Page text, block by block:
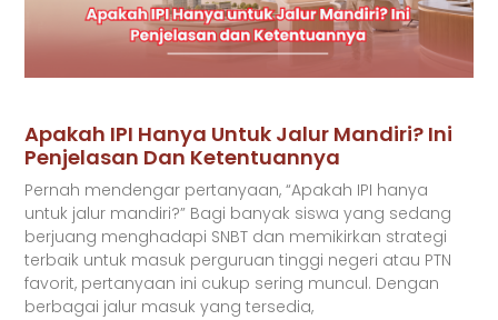
Apakah IPI Hanya Untuk Jalur Mandiri? Ini
Penjelasan Dan Ketentuannya
Pernah mendengar pertanyaan, “Apakah IPI hanya
untuk jalur mandiri?” Bagi banyak siswa yang sedang
berjuang menghadapi SNBT dan memikirkan strategi
terbaik untuk masuk perguruan tinggi negeri atau PTN
favorit, pertanyaan ini cukup sering muncul. Dengan
berbagai jalur masuk yang tersedia,